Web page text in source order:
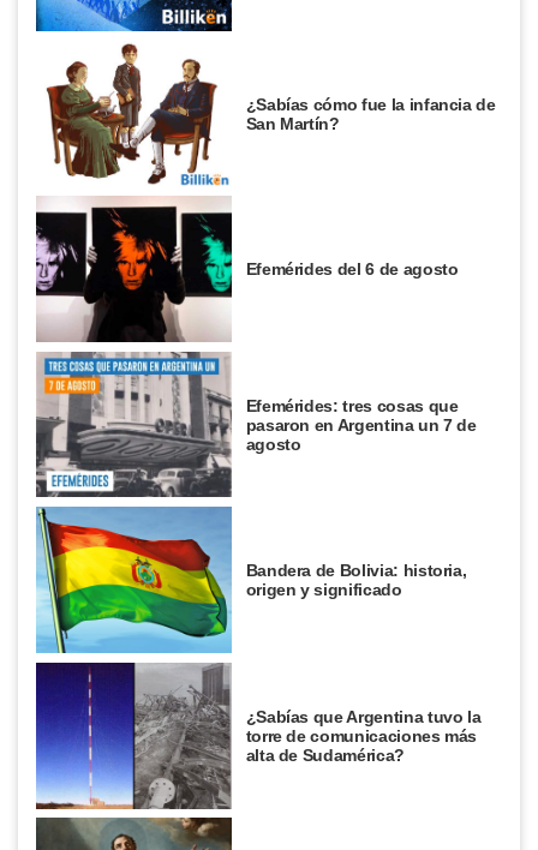
¿Sabías cómo fue la infancia de
San Martín?
Efemérides del 6 de agosto
Efemérides: tres cosas que
pasaron en Argentina un 7 de
agosto
Bandera de Bolivia: historia,
origen y significado
¿Sabías que Argentina tuvo la
torre de comunicaciones más
alta de Sudamérica?